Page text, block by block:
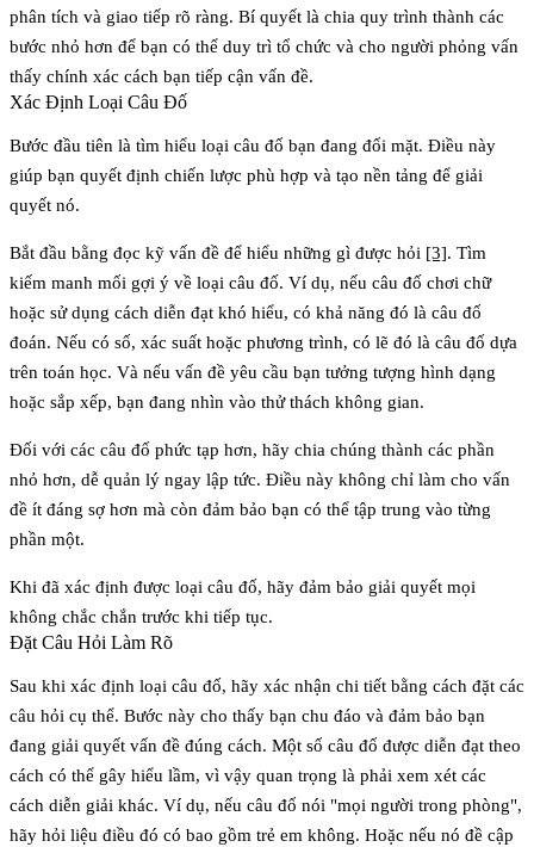
phân tích và giao tiếp rõ ràng. Bí quyết là chia quy trình thành các
bước nhỏ hơn để bạn có thể duy trì tổ chức và cho người phỏng vấn
thấy chính xác cách bạn tiếp cận vấn đề.
Xác Định Loại Câu Đố
Bước đầu tiên là tìm hiểu loại câu đố bạn đang đối mặt. Điều này
giúp bạn quyết định chiến lược phù hợp và tạo nền tảng để giải
quyết nó.
Bắt đầu bằng đọc kỹ vấn đề để hiểu những gì được hỏi [3]. Tìm
kiếm manh mối gợi ý về loại câu đố. Ví dụ, nếu câu đố chơi chữ
hoặc sử dụng cách diễn đạt khó hiểu, có khả năng đó là câu đố
đoán. Nếu có số, xác suất hoặc phương trình, có lẽ đó là câu đố dựa
trên toán học. Và nếu vấn đề yêu cầu bạn tưởng tượng hình dạng
hoặc sắp xếp, bạn đang nhìn vào thử thách không gian.
Đối với các câu đố phức tạp hơn, hãy chia chúng thành các phần
nhỏ hơn, dễ quản lý ngay lập tức. Điều này không chỉ làm cho vấn
đề ít đáng sợ hơn mà còn đảm bảo bạn có thể tập trung vào từng
phần một.
Khi đã xác định được loại câu đố, hãy đảm bảo giải quyết mọi
không chắc chắn trước khi tiếp tục.
Đặt Câu Hỏi Làm Rõ
Sau khi xác định loại câu đố, hãy xác nhận chi tiết bằng cách đặt các
câu hỏi cụ thể. Bước này cho thấy bạn chu đáo và đảm bảo bạn
đang giải quyết vấn đề đúng cách. Một số câu đố được diễn đạt theo
cách có thể gây hiểu lầm, vì vậy quan trọng là phải xem xét các
cách diễn giải khác. Ví dụ, nếu câu đố nói "mọi người trong phòng",
hãy hỏi liệu điều đó có bao gồm trẻ em không. Hoặc nếu nó đề cập